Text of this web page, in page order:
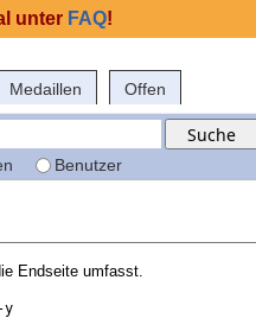
Medaillen Offen
Benutzer
Endseite umfasst.
y
unter FAQ!